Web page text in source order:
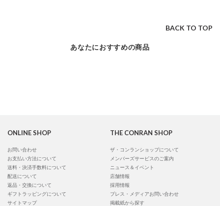
BACK TO TOP
あなたにおすすめの商品
ONLINE SHOP
お問い合わせ
お支払い方法について
送料・決済手数料について
配送について
返品・交換について
ギフトラッピングについて
サイトマップ
THE CONRAN SHOP
ザ・コンランショップについて
メンバーズサービスのご案内
ニュース＆イベント
店舗情報
採用情報
プレス・メディアお問い合わせ
掲載紙から探す